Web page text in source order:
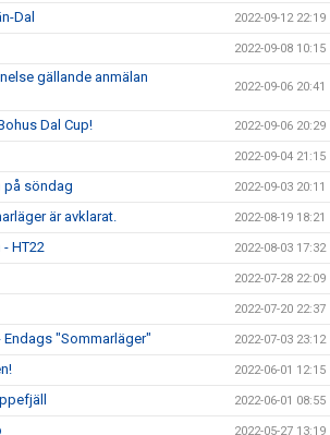
Dal 2022-09-12 22:19
2022-09-08 10:15
gällande anmälan
2022-09-06 20:41
Dal Cup! 2022-09-06 20:29
2022-09-04 21:15
på söndag 2022-09-03 20:11
är avklarat. 2022-08-19 18:21
HT22 2022-08-03 17:32
2022-07-28 22:09
2022-07-20 22:37
"Sommarläger" 2022-07-03 23:12
2022-06-01 12:15
2022-06-01 08:55
2022-05-27 13:19